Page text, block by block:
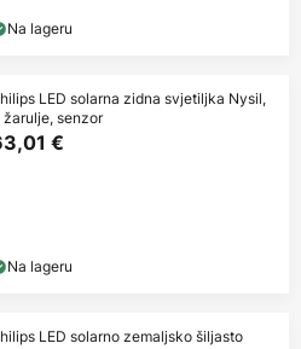
Na lageru
LED solarna zidna svjetiljka Nysil,
žarulje, senzor
€
Na lageru
LED solarno zemaljsko šiljasto